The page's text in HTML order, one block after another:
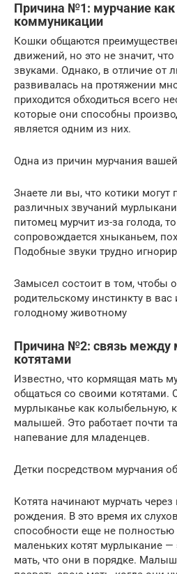
Причина №1: мурчание как
коммуникации
Кошки общаются
движений, но это не значит,
звуками. Однако, в отличие от
развивалась на протяжении
приходится обходиться всего
которые они способны
является одним из них.
Одна из причин мурчания
Знаете ли вы, что котики
различных звучаний
питомец мурчит из-за голода,
сопровождается хныканьем,
Подобные звуки трудно
Замысел состоит в том, чтобы
родительскому инстинкту в
голодному животному
Причина №2: связь между
котятами
Известно, что кормящая мать
общаться со своими котятами.
мурлыканье как колыбельную,
малышей. Это работает почти
напевание для младенцев.
Детки посредством мурчания
Котята начинают мурчать
рождения. В это время их
способности еще не
маленьких котят мурлыкание —
мать, что они в порядке.